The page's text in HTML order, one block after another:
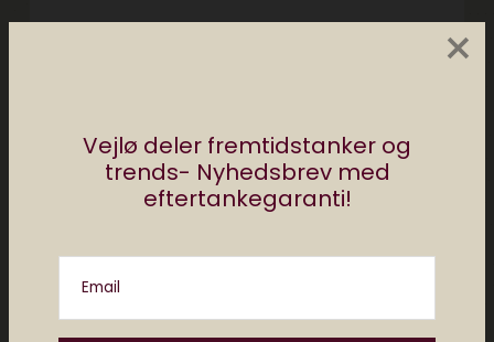
Vejlø deler fremtidstanker og
trends- Nyhedsbrev med
eftertankegaranti!
Email
×
kunstig intelligens
Vi har ingen vatrondeller